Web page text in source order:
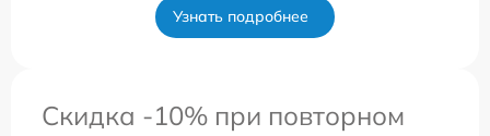
Узнать подробнее
Скидка -10% при повторном